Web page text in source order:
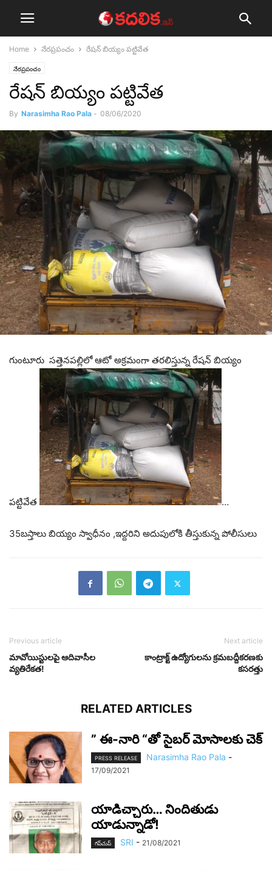
Home నేర‌ప్ర‌పంచం రేషన్ బియ్యం పట్టివేత
నేర‌ప్ర‌పంచం
రేషన్ బియ్యం పట్టివేత
By Narasimha Rao Pala - 08/06/2020
గుంటూరు సత్తెనపల్లిలో ఆటో అక్రమంగా తరలిస్తున్న రేషన్ బియ్యం
పట్టివేత …
35బస్తాలు బియ్యం స్వాధీనం ,ఇద్దరిని అదుపులోకి తీస్తుకున్న పోలీసులు
Previous article
మావోయిస్టుల‌పై ఆదివాసీల
వ్య‌తిరేక‌త!
Next article
కాంట్రాక్ట్ ఉద్యోగులను క్రమబద్దీకరణకు
కసరత్తు
RELATED ARTICLES
” ఈ-నారి “తో సైబర్ మోసాలకు చెక్
PRESS RELEASE Narasimha Rao Pala -
17/09/2021
యాడిచ్చారు… నిందితుడు
యాడున్నాడో!
గ‌ప్‌చుప్ SRI - 21/08/2021